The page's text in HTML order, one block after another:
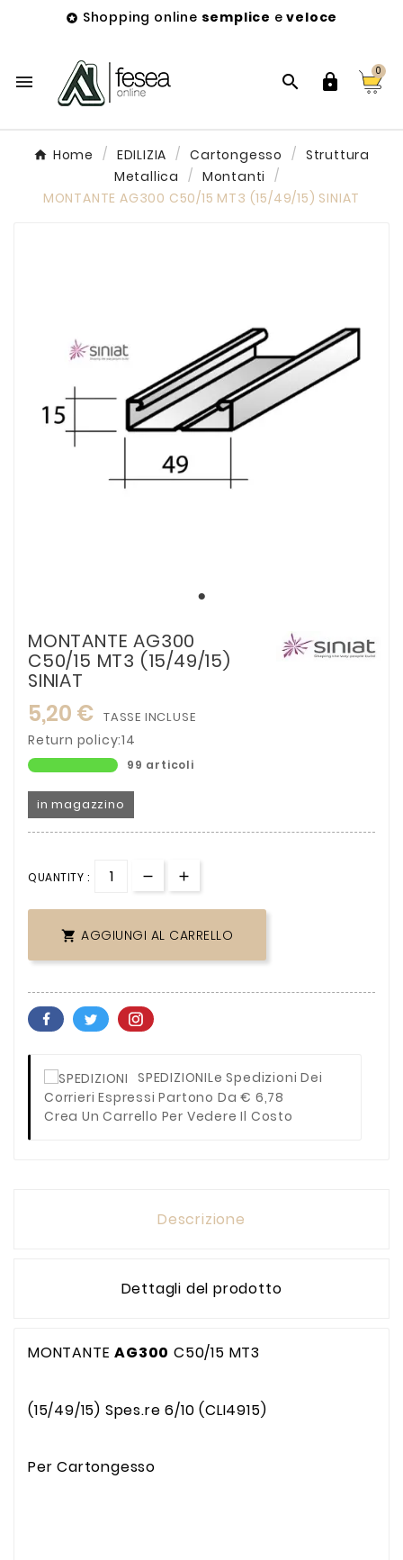
 Shopping online semplice eveloce
  
0
Home EDILIZIA Cartongesso
Struttura
Metallica
Montanti
MONTANTE AG300 C50/15 MT3 (15/49/15) SINIAT
MONTANTE AG300
C50/15 MT3 (15/49/15)
SINIAT
5,20 € TASSE INCLUSE
Return policy:14
99 articoli
in magazzino
QUANTITY :
 AGGIUNGI AL CARRELLO
SPEDIZIONILe Spedizioni Dei
Corrieri Espressi Partono Da € 6,78
Crea Un Carrello Per Vedere Il Costo
Descrizione
Dettagli del prodotto
MONTANTEAG300 C50/15 MT3
(15/49/15) Spes.re 6/10 (CLI4915)
Per Cartongesso